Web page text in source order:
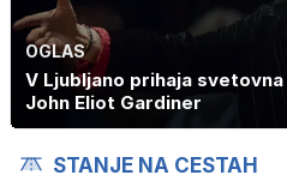
OGLAS
V Ljubljano prihaja
John Eliot Gardiner
STANJE NA CESTAH